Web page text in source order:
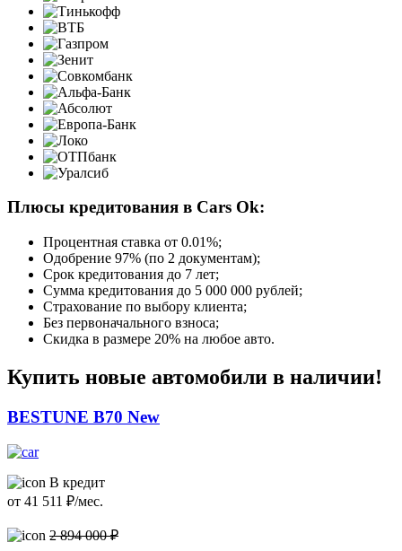
Плюсы кредитования в Cars Ok:
Процентная ставка от 0.01%;
Одобрение 97% (по 2 документам);
Срок кредитования до 7 лет;
Сумма кредитования до 5 000 000 рублей;
Страхование по выбору клиента;
Без первоначального взноса;
Скидка в размере 20% на любое авто.
Купить новые автомобили в наличии!
BESTUNE B70 New
В кредит
от 41 511 ₽/мес.
2 894 000 ₽